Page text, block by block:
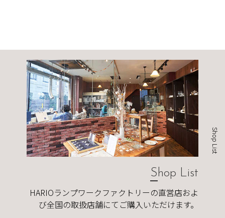
Shop List
Shop List
HARIOランプワークファクトリーの直営店およ
び全国の取扱店舗にてご購入いただけます。